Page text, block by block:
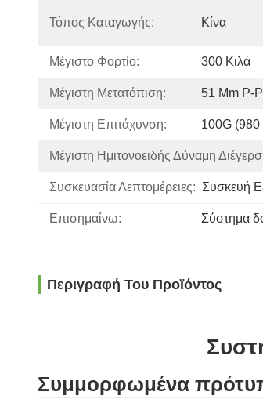
Τόπος Καταγωγής: Κίνα
Μέγιστο Φορτίο: 300 Κιλά
Μέγιστη Μετατόπιση: 51 Mm P-P
Μέγιστη Επιτάχυνση: 100G
Μέγιστη Ημιτονοειδής Δύναμη
Συσκευασία Λεπτομέρειες: Συσκευή
Επισημαίνω: Σύστημα
Περιγραφή Του Προϊόντος
Συμμορφωμένα